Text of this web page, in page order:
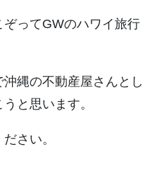
ってGWのハワイ旅行
縄の不動産屋さんとし
と思います。
さい。